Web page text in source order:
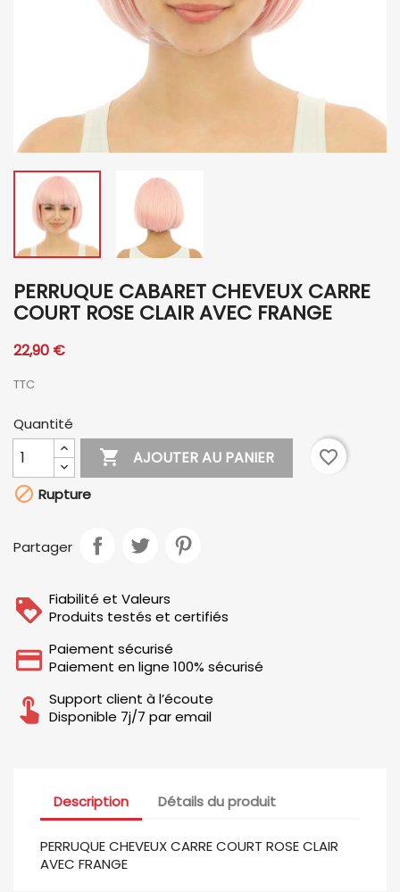
PERRUQUE CABARET CHEVEUX CARRE
COURT ROSE CLAIR AVEC FRANGE
22,90 €
TTC
Quantité
 AJOUTER AU PANIER
favorite_border
 Rupture
Partager
Fiabilité et Valeurs
Produits testés et certifiés
Paiement sécurisé
Paiement en ligne 100% sécurisé
Support client à l’écoute
Disponible 7j/7 par email
Description Détails du produit
PERRUQUE CHEVEUX CARRE COURT ROSE CLAIR
AVEC FRANGE